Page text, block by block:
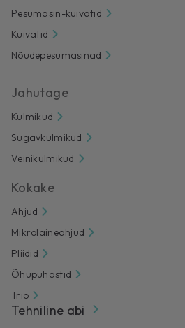
Pesumasin-kuivatid
Kuivatid
Nõudepesumasinad
Jahutage
Külmikud
Sügavkülmikud
Veinikülmikud
Kokake
Ahjud
Mikrolaineahjud
Pliidid
Õhupuhastid
Trio
Tehniline abi